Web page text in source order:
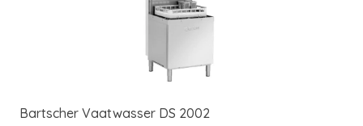
Bartscher Vaatwasser DS 2002